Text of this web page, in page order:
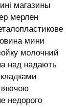
магазины
мерлен
мини
молочний
над надають
недорого